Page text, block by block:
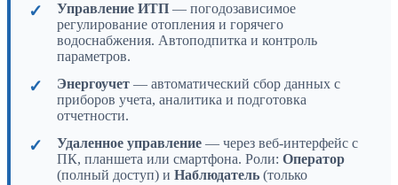
Управление ИТП — погодозависимое
регулирование отопления и горячего
водоснабжения. Автоподпитка и контроль
параметров.
Энергоучет — автоматический сбор данных с
приборов учета, аналитика и подготовка
отчетности.
Удаленное управление — через веб-интерфейс с
ПК, планшета или смартфона. Роли: Оператор
(полный доступ) и Наблюдатель (только